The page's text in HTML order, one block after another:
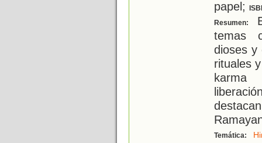
papel;
Resumen:
temas
dioses y
rituales
karma
Temática: